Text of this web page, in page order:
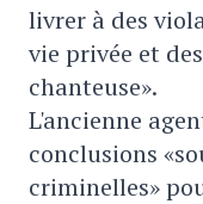
livrer à des
vie privée et
chanteuse».
L'ancienne
conclusions
criminelles»